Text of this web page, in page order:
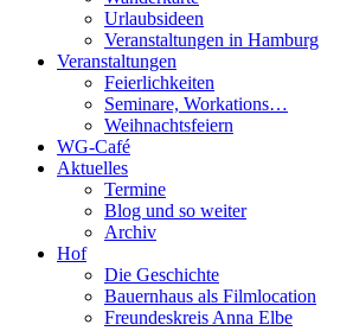
Urlaubsideen
Veranstaltungen in Hamburg
Veranstaltungen
Feierlichkeiten
Seminare, Workations…
Weihnachtsfeiern
WG-Café
Aktuelles
Termine
Blog und so weiter
Archiv
Hof
Die Geschichte
Bauernhaus als Filmlocation
Freundeskreis Anna Elbe